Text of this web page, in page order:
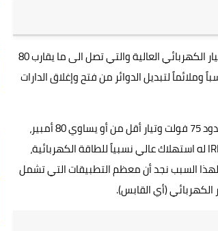
يمتاز بتعامله مع كمية التيار الكهربائي العالية والتي تصل الى ما يقارب 80
وملائماً لتبديل الدوائر من فتح وإغلاق الدارات
لذلك، إذا كنت تبحث عن موسفت ليتم استخدامه في دائرة التبديل الخاصة بك التي تعمل بحدود 75 فولت وتيار أقل من أو يساوي 80 أمبير،
له استهلاك عالي نسبياً للطاقة الكهربائية،
السبب نجد أن معظم التطبيقات التي تشمل
(أي القابس).